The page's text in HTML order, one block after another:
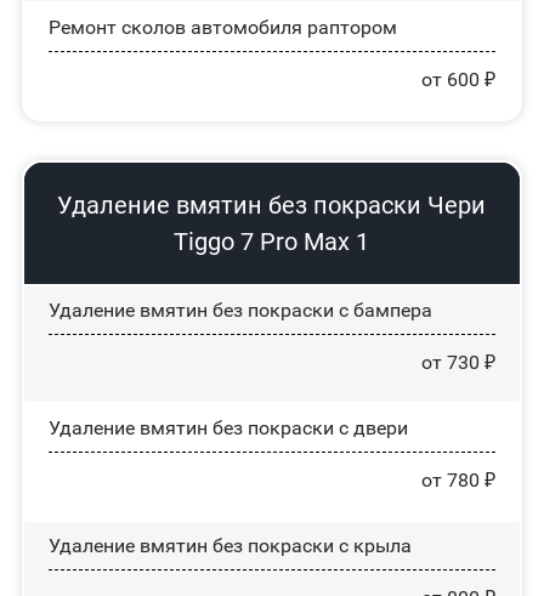
Ремонт сколов автомобиля раптором
от 600 ₽
Удаление вмятин без покраски Чери
Tiggo 7 Pro Max 1
Удаление вмятин без покраски с бампера
от 730 ₽
Удаление вмятин без покраски с двери
от 780 ₽
Удаление вмятин без покраски с крыла